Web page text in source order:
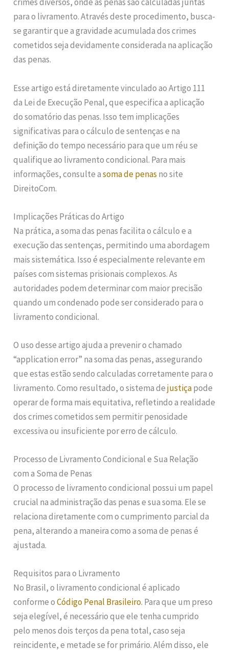
crimes diversos, onde as penas são calculadas juntas
para o livramento. Através deste procedimento, busca-
se garantir que a gravidade acumulada dos crimes
cometidos seja devidamente considerada na aplicação
das penas.
Esse artigo está diretamente vinculado ao Artigo 111
da Lei de Execução Penal, que especifica a aplicação
do somatório das penas. Isso tem implicações
significativas para o cálculo de sentenças e na
definição do tempo necessário para que um réu se
qualifique ao livramento condicional. Para mais
informações, consulte asoma de penas no site
DireitoCom.
Implicações Práticas do Artigo
Na prática, a soma das penas facilita o cálculo e a
execução das sentenças, permitindo uma abordagem
mais sistemática. Isso é especialmente relevante em
países com sistemas prisionais complexos. As
autoridades podem determinar com maior precisão
quando um condenado pode ser considerado para o
livramento condicional.
O uso desse artigo ajuda a prevenir o chamado
“application error” na soma das penas, assegurando
que estas estão sendo calculadas corretamente para o
livramento. Como resultado, o sistema dejustiçapode
operar de forma mais equitativa, refletindo a realidade
dos crimes cometidos sem permitir penosidade
excessiva ou insuficiente por erro de cálculo.
Processo de Livramento Condicional e Sua Relação
com a Soma de Penas
O processo de livramento condicional possui um papel
crucial na administração das penas e sua soma. Ele se
relaciona diretamente com o cumprimento parcial da
pena, alterando a maneira como a soma de penas é
ajustada.
Requisitos para o Livramento
No Brasil, o livramento condicional é aplicado
conforme oCódigo Penal Brasileiro. Para que um preso
seja elegível, é necessário que ele tenha cumprido
pelo menos dois terços da pena total, caso seja
reincidente, e metade se for primário. Além disso, ele